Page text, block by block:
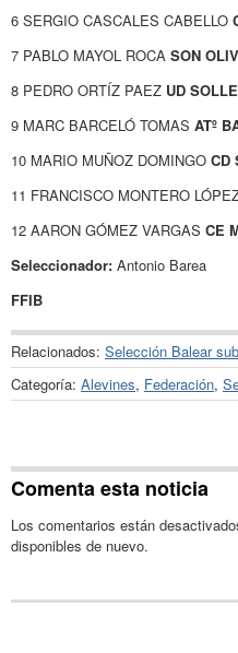
6 SERGIO CASCALES CABELLO
7 PABLO MAYOL ROCA SON
8 PEDRO ORTÍZ PAEZ UD
9 MARC BARCELÓ TOMAS ATº
10 MARIO MUÑOZ DOMINGO CD
11 FRANCISCO MONTERO
12 AARON GÓMEZ VARGAS CE
Seleccionador: Antonio Barea
FFIB
Relacionados: Selección Balear
Categoría: Alevines, Federación,
Comenta esta noticia
Los comentarios están
disponibles de nuevo.